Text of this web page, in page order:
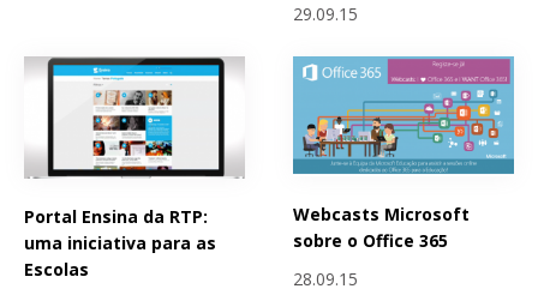
29.09.15
Portal Ensina da RTP:
uma iniciativa para as
Escolas
Webcasts Microsoft
sobre o Office 365
28.09.15